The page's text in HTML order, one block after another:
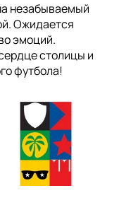
незабываемый
Ожидается
эмоций.
столицы и
футбола!